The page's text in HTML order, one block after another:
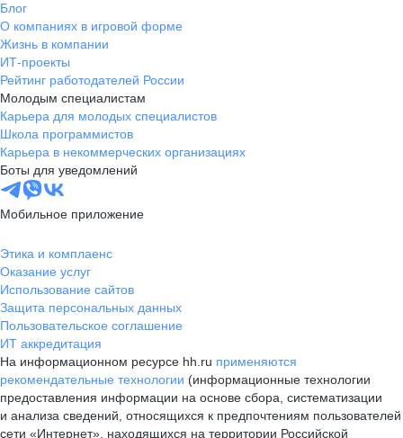
Блог
О компаниях в игровой форме
Жизнь в компании
ИТ-проекты
Рейтинг работодателей России
Молодым специалистам
Карьера для молодых специалистов
Школа программистов
Карьера в некоммерческих организациях
Боты для уведомлений
Мобильное приложение
Этика и комплаенс
Оказание услуг
Использование сайтов
Защита персональных данных
Пользовательское соглашение
ИТ аккредитация
На информационном ресурсе hh.ru применяются
рекомендательные технологии (информационные технологии
предоставления информации на основе сбора, систематизации
и анализа сведений, относящихся к предпочтениям пользователей
сети «Интернет», находящихся на территории Российской